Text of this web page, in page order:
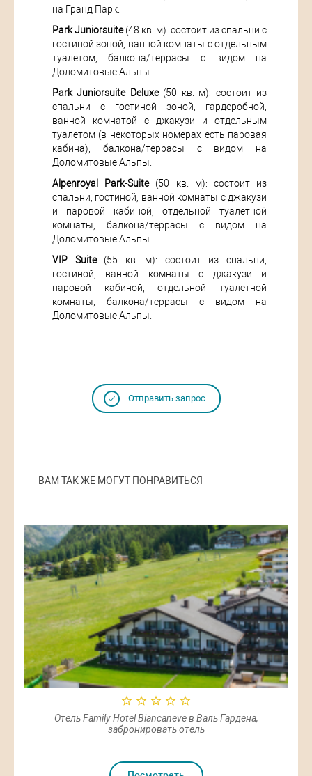
на Гранд Парк.
Park Juniorsuite(48 кв. м): состоит из спальни с
гостиной зоной, ванной комнаты с отдельным
туалетом, балкона/террасы с видом на
Доломитовые Альпы.
Park Juniorsuite Deluxe(50 кв. м): состоит из
спальни с гостиной зоной, гардеробной,
ванной комнатой с джакузи и отдельным
туалетом (в некоторых номерах есть паровая
кабина), балкона/террасы с видом на
Доломитовые Альпы.
Alpenroyal Park-Suite(50 кв. м): состоит из
спальни, гостиной, ванной комнаты с джакузи
и паровой кабиной, отдельной туалетной
комнаты, балкона/террасы с видом на
Доломитовые Альпы.
VIP Suite(55 кв. м): состоит из спальни,
гостиной, ванной комнаты с джакузи и
паровой кабиной, отдельной туалетной
комнаты, балкона/террасы с видом на
Доломитовые Альпы.
Отправить запрос
ВАМ ТАК ЖЕ МОГУТ ПОНРАВИТЬСЯ
Отель Family Hotel Biancaneve в Валь Гардена,
забронировать отель